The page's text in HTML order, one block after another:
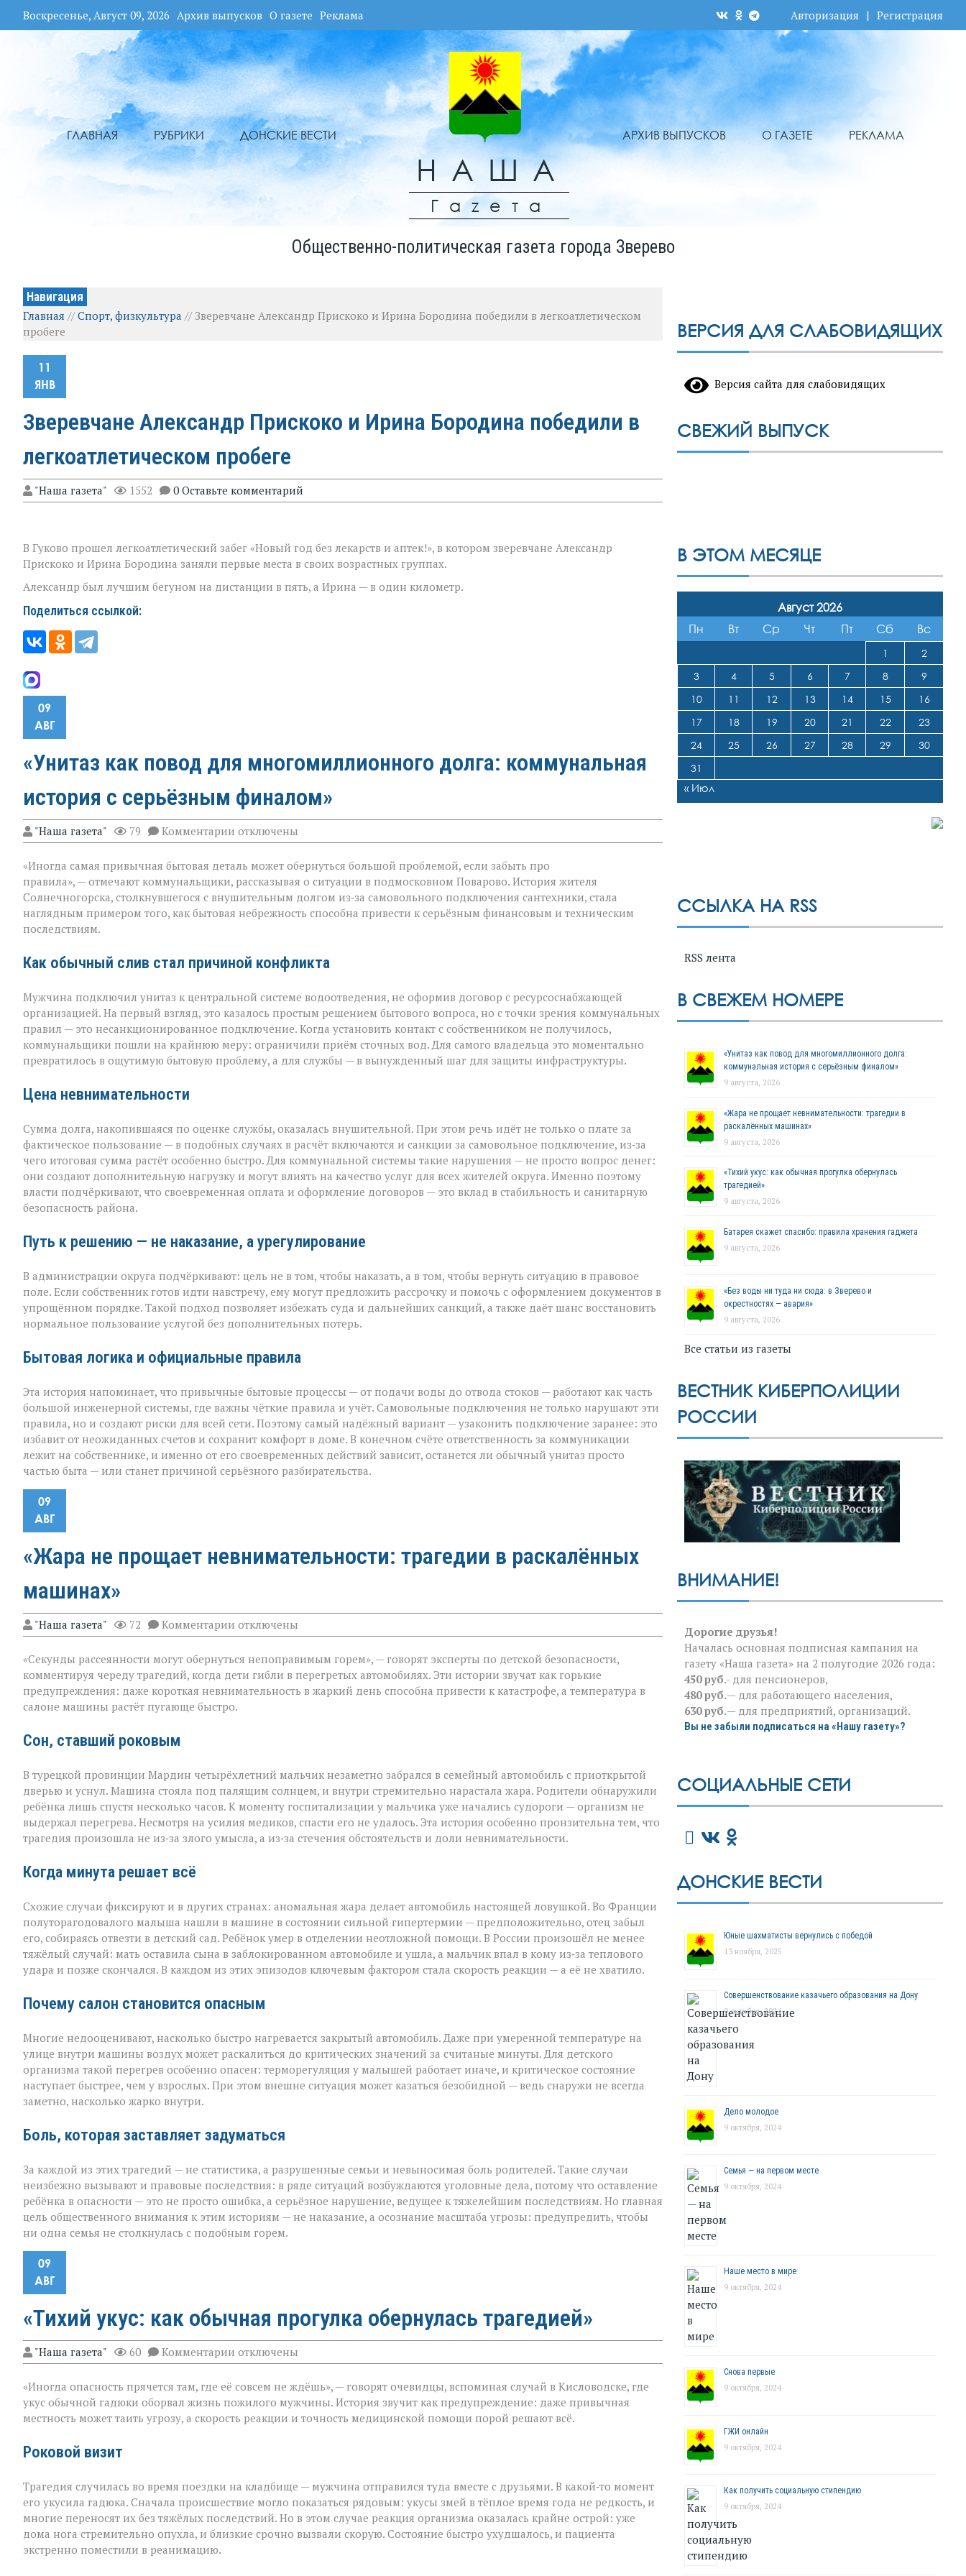
Воскресенье, Август 09, 2026 Архив выпусков О газете Реклама Авторизация | Регистрация
ГЛАВНАЯ РУБРИКИ ДОНСКИЕ ВЕСТИ
НАША
Гаzета
АРХИВ ВЫПУСКОВ О ГАЗЕТЕ РЕКЛАМА
Общественно-политическая газета города Зверево
Навигация
Главная //Спорт, физкультура // Зверевчане Александр Прискоко и Ирина Бородина победили в легкоатлетическом
пробеге
11
ЯНВ
Зверевчане Александр Прискоко и Ирина Бородина победили в
легкоатлетическом пробеге
"Наша газета" 1552 0 Оставьте комментарий
В Гуково прошел легкоатлетический забег «Новый год без лекарств и аптек!», в котором зверевчане Александр
Прискоко и Ирина Бородина заняли первые места в своих возрастных группах.
Александр был лучшим бегуном на дистанции в пять, а Ирина — в один километр.
Поделиться ссылкой:
09
АВГ
«Унитаз как повод для многомиллионного долга: коммунальная
история с серьёзным финалом»
"Наша газета" 79 Комментарии к
записи
как
повод
для
многомиллионного
долга:
серьёзным
отключены
«Иногда самая привычная бытовая деталь может обернуться большой проблемой, если забыть про
правила», — отмечают коммунальщики, рассказывая о ситуации в подмосковном Поварово. История жителя
Солнечногорска, столкнувшегося с внушительным долгом из‑за самовольного подключения сантехники, стала
наглядным примером того, как бытовая небрежность способна привести к серьёзным финансовым и техническим
последствиям.
Как обычный слив стал причиной конфликта
Мужчина подключил унитаз к центральной системе водоотведения, не оформив договор с ресурсоснабжающей
организацией. На первый взгляд, это казалось простым решением бытового вопроса, но с точки зрения коммунальных
правил — это несанкционированное подключение. Когда установить контакт с собственником не получилось,
коммунальщики пошли на крайнюю меру: ограничили приём сточных вод. Для самого владельца это моментально
превратилось в ощутимую бытовую проблему, а для службы — в вынужденный шаг для защиты инфраструктуры.
Цена невнимательности
Сумма долга, накопившаяся по оценке службы, оказалась внушительной. При этом речь идёт не только о плате за
фактическое пользование — в подобных случаях в расчёт включаются и санкции за самовольное подключение, из‑за
чего итоговая сумма растёт особенно быстро. Для коммунальной системы такие нарушения — не просто вопрос денег:
они создают дополнительную нагрузку и могут влиять на качество услуг для всех жителей округа. Именно поэтому
власти подчёркивают, что своевременная оплата и оформление договоров — это вклад в стабильность и санитарную
безопасность района.
Путь к решению — не наказание, а урегулирование
В администрации округа подчёркивают: цель не в том, чтобы наказать, а в том, чтобы вернуть ситуацию в правовое
поле. Если собственник готов идти навстречу, ему могут предложить рассрочку и помочь с оформлением документов в
упрощённом порядке. Такой подход позволяет избежать суда и дальнейших санкций, а также даёт шанс восстановить
нормальное пользование услугой без дополнительных потерь.
Бытовая логика и официальные правила
Эта история напоминает, что привычные бытовые процессы — от подачи воды до отвода стоков — работают как часть
большой инженерной системы, где важны чёткие правила и учёт. Самовольные подключения не только нарушают эти
правила, но и создают риски для всей сети. Поэтому самый надёжный вариант — узаконить подключение заранее: это
избавит от неожиданных счетов и сохранит комфорт в доме. В конечном счёте ответственность за коммуникации
лежит на собственнике, и именно от его своевременных действий зависит, останется ли обычный унитаз просто
частью быта — или станет причиной серьёзного разбирательства.
09
АВГ
«Жара не прощает невнимательности: трагедии в раскалённых
машинах»
"Наша газета" 72 Комментарии к
записи
не
прощает
невнимательности:
трагедии
в
отключены
«Секунды рассеянности могут обернуться непоправимым горем», — говорят эксперты по детской безопасности,
комментируя череду трагедий, когда дети гибли в перегретых автомобилях. Эти истории звучат как горькие
предупреждения: даже короткая невнимательность в жаркий день способна привести к катастрофе, а температура в
салоне машины растёт пугающе быстро.
Сон, ставший роковым
В турецкой провинции Мардин четырёхлетний мальчик незаметно забрался в семейный автомобиль с приоткрытой
дверью и уснул. Машина стояла под палящим солнцем, и внутри стремительно нарастала жара. Родители обнаружили
ребёнка лишь спустя несколько часов. К моменту госпитализации у мальчика уже начались судороги — организм не
выдержал перегрева. Несмотря на усилия медиков, спасти его не удалось. Эта история особенно пронзительна тем, что
трагедия произошла не из‑за злого умысла, а из‑за стечения обстоятельств и доли невнимательности.
Когда минута решает всё
Схожие случаи фиксируют и в других странах: аномальная жара делает автомобиль настоящей ловушкой. Во Франции
полуторагодовалого малыша нашли в машине в состоянии сильной гипертермии — предположительно, отец забыл
его, собираясь отвезти в детский сад. Ребёнок умер в отделении неотложной помощи. В России произошёл не менее
тяжёлый случай: мать оставила сына в заблокированном автомобиле и ушла, а мальчик впал в кому из‑за теплового
удара и позже скончался. В каждом из этих эпизодов ключевым фактором стала скорость реакции — а её не хватило.
Почему салон становится опасным
Многие недооценивают, насколько быстро нагревается закрытый автомобиль. Даже при умеренной температуре на
улице внутри машины воздух может раскалиться до критических значений за считаные минуты. Для детского
организма такой перегрев особенно опасен: терморегуляция у малышей работает иначе, и критическое состояние
наступает быстрее, чем у взрослых. При этом внешне ситуация может казаться безобидной — ведь снаружи не всегда
заметно, насколько жарко внутри.
Боль, которая заставляет задуматься
За каждой из этих трагедий — не статистика, а разрушенные семьи и невыносимая боль родителей. Такие случаи
неизбежно вызывают и правовые последствия: в ряде ситуаций возбуждаются уголовные дела, потому что оставление
ребёнка в опасности — это не просто ошибка, а серьёзное нарушение, ведущее к тяжелейшим последствиям. Но главная
цель общественного внимания к этим историям — не наказание, а осознание масштаба угрозы: предупредить, чтобы
ни одна семья не столкнулась с подобным горем.
09
АВГ
«Тихий укус: как обычная прогулка обернулась трагедией»
"Наша газета" 60 Комментарии к
записи
укус:
как
прогулка
отключены
«Иногда опасность прячется там, где её совсем не ждёшь», — говорят очевидцы, вспоминая случай в Кисловодске, где
укус обычной гадюки оборвал жизнь пожилого мужчины. История звучит как предупреждение: даже привычная
местность может таить угрозу, а скорость реакции и точность медицинской помощи порой решают всё.
Роковой визит
Трагедия случилась во время поездки на кладбище — мужчина отправился туда вместе с друзьями. В какой‑то момент
его укусила гадюка. Сначала происшествие могло показаться рядовым: укусы змей в тёплое время года не редкость, и
многие переносят их без тяжёлых последствий. Но в этом случае реакция организма оказалась крайне острой: уже
дома нога стремительно опухла, и близкие срочно вызвали скорую. Состояние быстро ухудшалось, и пациента
экстренно поместили в реанимацию.
ВЕРСИЯ ДЛЯ СЛАБОВИДЯЩИХ
Версия сайта для слабовидящих
СВЕЖИЙ ВЫПУСК
В ЭТОМ МЕСЯЦЕ
Август 2026
Пн
Вт Ср Чт Пт Сб Вс
1
2
3
4 5 6 7 8
9
10
11 12 13 14 15
16
17
18 19 20 21 22
23
24
25 26 27 28 29
30
31
« Июл
ССЫЛКА НА RSS
RSS лента
В СВЕЖЕМ НОМЕРЕ
«Унитаз как повод для многомиллионного долга:
коммунальная история с серьёзным финалом»
9 августа, 2026
«Жара не прощает невнимательности: трагедии в
раскалённых машинах»
9 августа, 2026
«Тихий укус: как обычная прогулка обернулась
трагедией»
9 августа, 2026
Батарея скажет спасибо: правила хранения гаджета
9 августа, 2026
«Без воды ни туда ни сюда: в Зверево и
окрестностях — авария»
9 августа, 2026
Все статьи из газеты
ВЕСТНИК КИБЕРПОЛИЦИИ
РОССИИ
ВНИМАНИЕ!
Дорогие друзья!
Началась основная подписная кампания на
газету «Наша газета» на 2 полугодие 2026 года:
450 руб.- для пенсионеров,
480 руб.— для работающего населения,
630 руб.— для предприятий, организаций.
Вы не забыли подписаться на «Нашу газету»?
СОЦИАЛЬНЫЕ СЕТИ
ДОНСКИЕ ВЕСТИ
Юные шахматисты вернулись с победой
13 ноября, 2025
Совершенствование казачьего образования на Дону
9 октября, 2024
Дело молодое
9 октября, 2024
Семья — на первом месте
9 октября, 2024
Наше место в мире
9 октября, 2024
Снова первые
9 октября, 2024
ГЖИ онлайн
9 октября, 2024
Как получить социальную стипендию
9 октября, 2024